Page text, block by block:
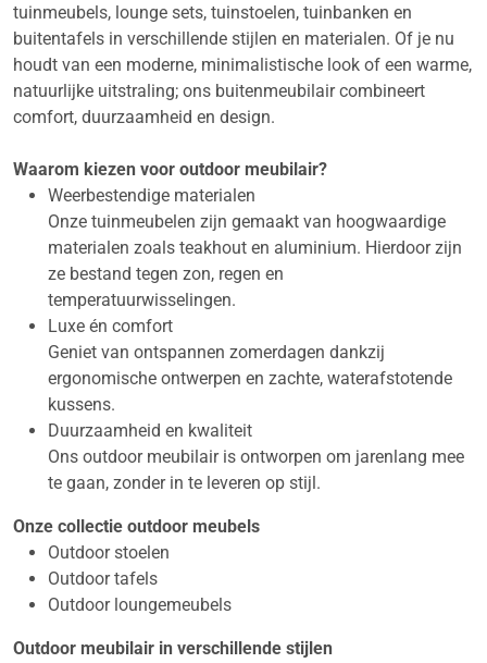
tuinmeubels, lounge sets, tuinstoelen, tuinbanken en
buitentafels in verschillende stijlen en materialen. Of je nu
houdt van een moderne, minimalistische look of een warme,
natuurlijke uitstraling; ons buitenmeubilair combineert
comfort, duurzaamheid en design.
Waarom kiezen voor outdoor meubilair?
Weerbestendige materialen
Onze tuinmeubelen zijn gemaakt van hoogwaardige
materialen zoals teakhout en aluminium. Hierdoor zijn
ze bestand tegen zon, regen en
temperatuurwisselingen.
Luxe én comfort
Geniet van ontspannen zomerdagen dankzij
ergonomische ontwerpen en zachte, waterafstotende
kussens.
Duurzaamheid en kwaliteit
Ons outdoor meubilair is ontworpen om jarenlang mee
te gaan, zonder in te leveren op stijl.
Onze collectie outdoor meubels
Outdoor stoelen
Outdoor tafels
Outdoor loungemeubels
Outdoor meubilair in verschillende stijlen